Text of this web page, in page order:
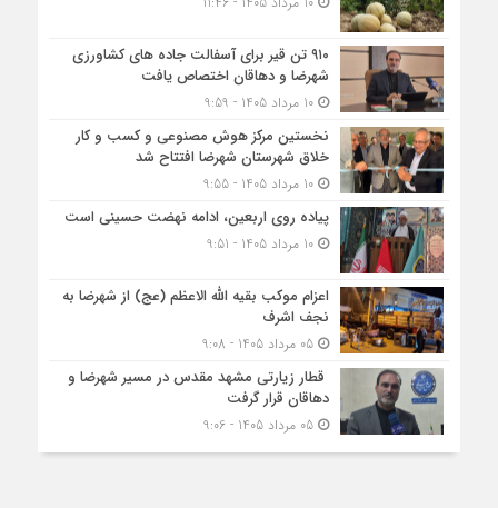
۹۱۰ تن قیر برای آسفالت جاده های کشاورزی
شهرضا و دهاقان اختصاص یافت
10 مرداد 1405 - 9:59
نخستین مرکز هوش مصنوعی و کسب‌ و کار
خلاق شهرستان شهرضا افتتاح شد
10 مرداد 1405 - 9:55
پیاده روی اربعین، ادامه نهضت حسینی است
10 مرداد 1405 - 9:51
اعزام موکب بقیه الله الاعظم (عج) از شهرضا به
نجف اشرف
05 مرداد 1405 - 9:08
قطار زیارتی مشهد مقدس در مسیر شهرضا و
دهاقان قرار گرفت
05 مرداد 1405 - 9:06